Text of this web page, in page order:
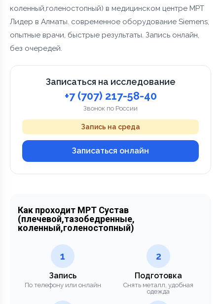
коленный,голеностопный) в медицинском центре МРТ
Лидер в Алматы. современное оборудование Siemens,
опытные врачи, быстрые результаты. Запись онлайн,
без очередей.
Записаться на исследование
+7 (707) 217-58-40
Звонок по России
Запись на среда
Записаться онлайн
Как проходит МРТ Сустав
(плечевой,тазобедренные,
коленный,голеностопный)
1
Запись
По телефону или онлайн
2
Подготовка
Снять металл, удобная
одежда